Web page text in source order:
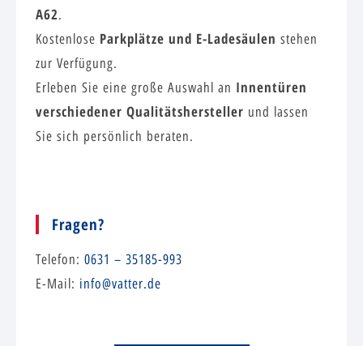
A62.
Kostenlose Parkplätze und E-Ladesäulen stehen
zur Verfügung.
Erleben Sie eine große Auswahl an Innentüren
verschiedener Qualitätshersteller und lassen
Sie sich persönlich beraten.
Fragen?
Telefon: 0631 – 35185-993
E-Mail: info@vatter.de